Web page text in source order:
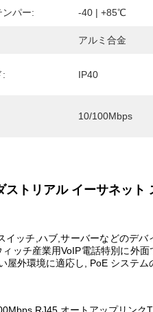
ンパー: -40 | +85℃
アルミ合金
: IP40
10/100Mbps
ストリアル イーサネット
イッチ,ハブ,サーバーなどのデ
ィッチ産業用VoIP電話特別に外
屋外環境に適応し, PoE システ